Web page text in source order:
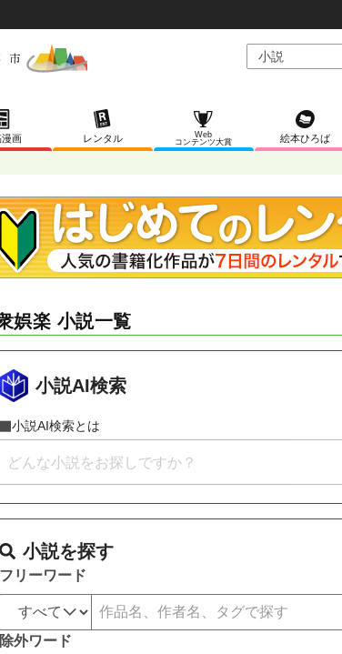
画 レンタル
Web
コンテンツ大賞
絵本ひろば
娯楽 小説一覧
小説AI検索
小説AI検索とは
小説を探す
フリーワード
除外ワード